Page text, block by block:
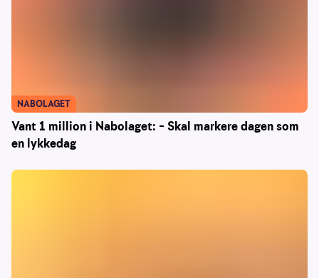
Vant 1 million i Nabolaget: – Skal markere dagen som
en lykkedag
NABOLAGET